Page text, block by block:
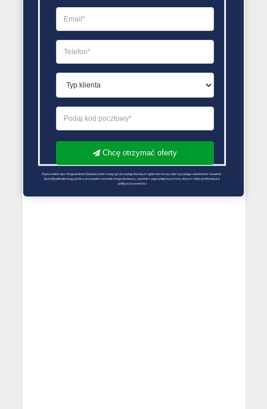
oraz powiadomieniem Operatora Systemu
Dystrybucyjnego o zmianie sprzedawcy gazu..
PORÓWNYWARKA OFERT GAZU
Chcę otrzymać oferty
Zapoznałem się z Regulaminem Świadczenie Usług i go akceptuję Każdą ze zgód można wycofać wysyłając wiadomość na adres
biuro@optimalenergy.pl lub w przypadku zewnętrznego dostawcy, zgodnie z jego polityką ochrony danych. Więcej informacji w
polityce prywatności